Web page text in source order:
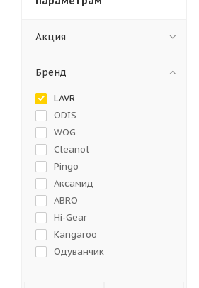
Акция
Бренд
LAVR
ODIS
WOG
Cleanol
Pingo
Аксамид
ABRO
Hi-Gear
Kangaroo
Одуванчик